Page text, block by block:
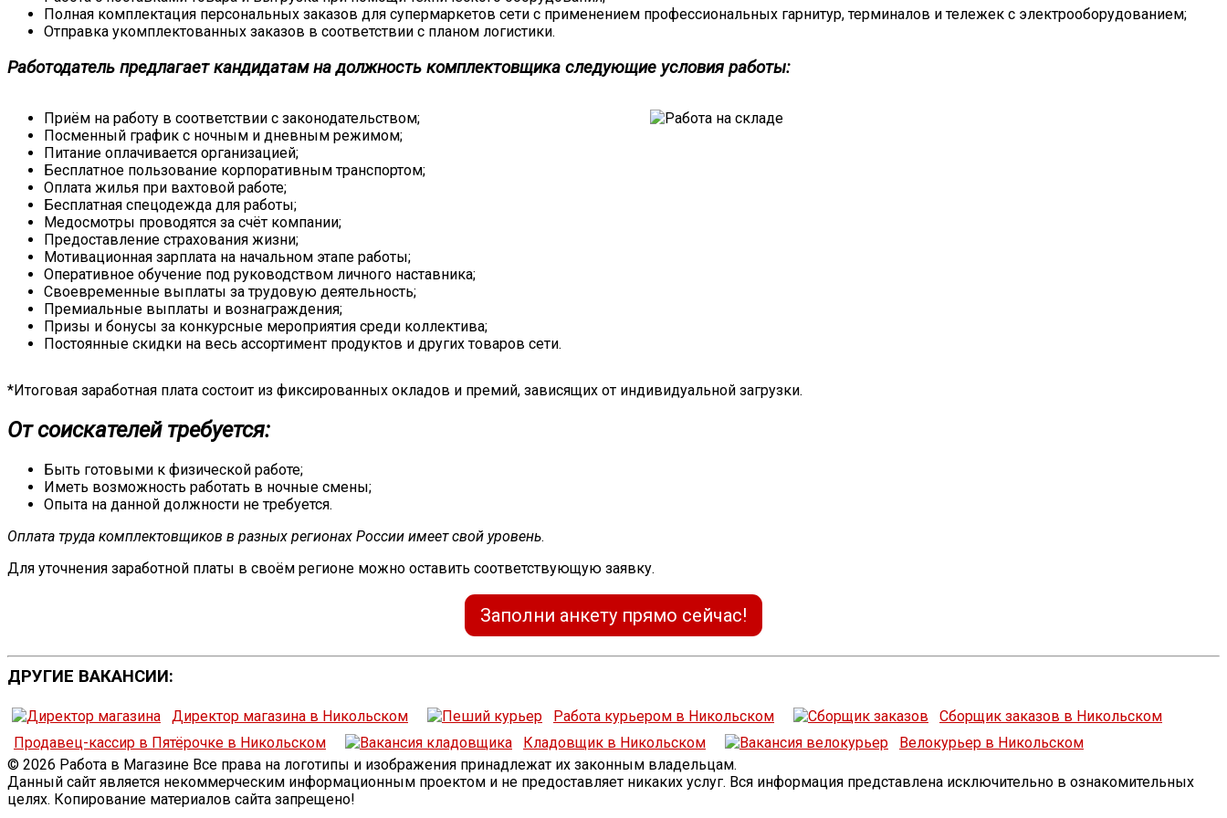
Полная комплектация персональных заказов для супермаркетов сети с применением профессиональных гарнитур, терминалов и тележек с электрооборудованием;
Отправка укомплектованных заказов в соответствии с планом логистики.
Работодатель предлагает кандидатам на должность комплектовщика следующие условия работы:
Приём на работу в соответствии с законодательством;
Посменный график с ночным и дневным режимом;
Питание оплачивается организацией;
Бесплатное пользование корпоративным транспортом;
Оплата жилья при вахтовой работе;
Бесплатная спецодежда для работы;
Медосмотры проводятся за счёт компании;
Предоставление страхования жизни;
Мотивационная зарплата на начальном этапе работы;
Оперативное обучение под руководством личного наставника;
Своевременные выплаты за трудовую деятельность;
Премиальные выплаты и вознаграждения;
Призы и бонусы за конкурсные мероприятия среди коллектива;
Постоянные скидки на весь ассортимент продуктов и других товаров сети.
*Итоговая заработная плата состоит из фиксированных окладов и премий, зависящих от индивидуальной загрузки.
От соискателей требуется:
Быть готовыми к физической работе;
Иметь возможность работать в ночные смены;
Опыта на данной должности не требуется.
Оплата труда комплектовщиков в разных регионах России имеет свой уровень.
Для уточнения заработной платы в своём регионе можно оставить соответствующую заявку.
Заполни анкету прямо сейчас!
ДРУГИЕ ВАКАНСИИ:
Директор магазина в Никольском Работа курьером в Никольском
Сборщик заказов в Никольском
Продавец-кассир в Пятёрочке в Никольском
Кладовщик в Никольском
Велокурьер в Никольском
© 2026 Работа в Магазине Все права на логотипы и изображения принадлежат их законным владельцам.
Данный сайт является некоммерческим информационным проектом и не предоставляет никаких услуг. Вся информация представлена исключительно в ознакомительных
целях. Копирование материалов сайта запрещено!